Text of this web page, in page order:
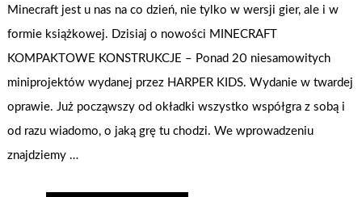
Minecraft jest u nas na co dzień, nie tylko w wersji gier, ale i w
formie książkowej. Dzisiaj o nowości MINECRAFT
KOMPAKTOWE KONSTRUKCJE – Ponad 20 niesamowitych
miniprojektów wydanej przez HARPER KIDS. Wydanie w twardej
oprawie. Już począwszy od okładki wszystko współgra z sobą i
od razu wiadomo, o jaką grę tu chodzi. We wprowadzeniu
znajdziemy …